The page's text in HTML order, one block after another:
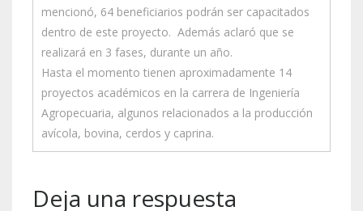
mencionó, 64 beneficiarios podrán ser capacitados
dentro de este proyecto. Además aclaró que se
realizará en 3 fases, durante un año.
Hasta el momento tienen aproximadamente 14
proyectos académicos en la carrera de Ingeniería
Agropecuaria, algunos relacionados a la producción
avícola, bovina, cerdos y caprina.
Deja una respuesta